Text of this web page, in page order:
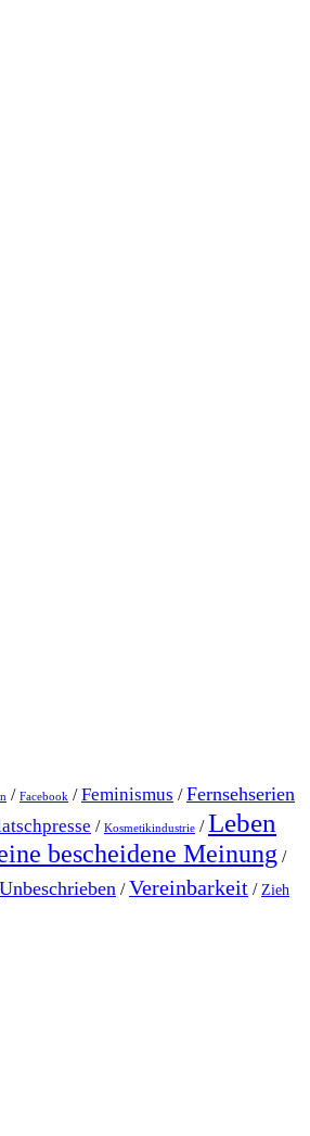
/ Facebook /Feminismus /Fernsehserien
/ Kosmetikindustrie /Leben
bescheidene Meinung /
Unbeschrieben /Vereinbarkeit / Zieh